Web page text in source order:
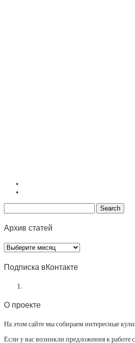
Архив статей
Архив
статей
Подписка вКонтакте
О проекте
На этом сайте мы собираем интересные
Если у вас возникли предложения к